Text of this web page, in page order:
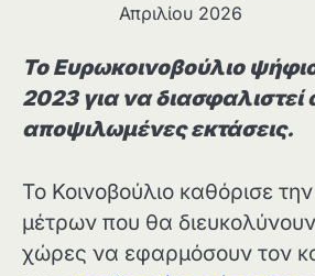
Απριλίου 2026
Το Ευρωκοινοβούλιο
2023 για να διασφαλιστεί
αποψιλωμένες εκτάσεις.
Το Κοινοβούλιο καθόρισε
μέτρων που θα
χώρες να εφαρμόσουν τον